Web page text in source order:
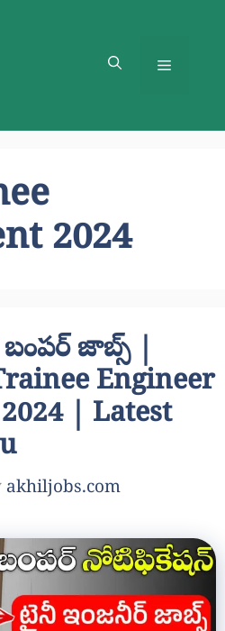
Menu
2024
జాబ్స్ |
Engineer
| Latest
akhiljobs.com